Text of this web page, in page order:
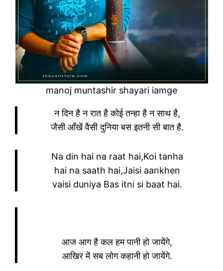
manoj muntashir shayari iamge
न दिन है न रात है कोई तन्हा है न साथ है,
जैसी आँखें वैसी दुनिया बस इतनी सी बात है.
Na din hai na raat hai,Koi tanha
hai na saath hai,Jaisi aankhen
vaisi duniya Bas itni si baat hai.
आज आग है कल हम पानी हो जायेंगे,
आखिर में सब लोग कहानी हो जायेंगे.